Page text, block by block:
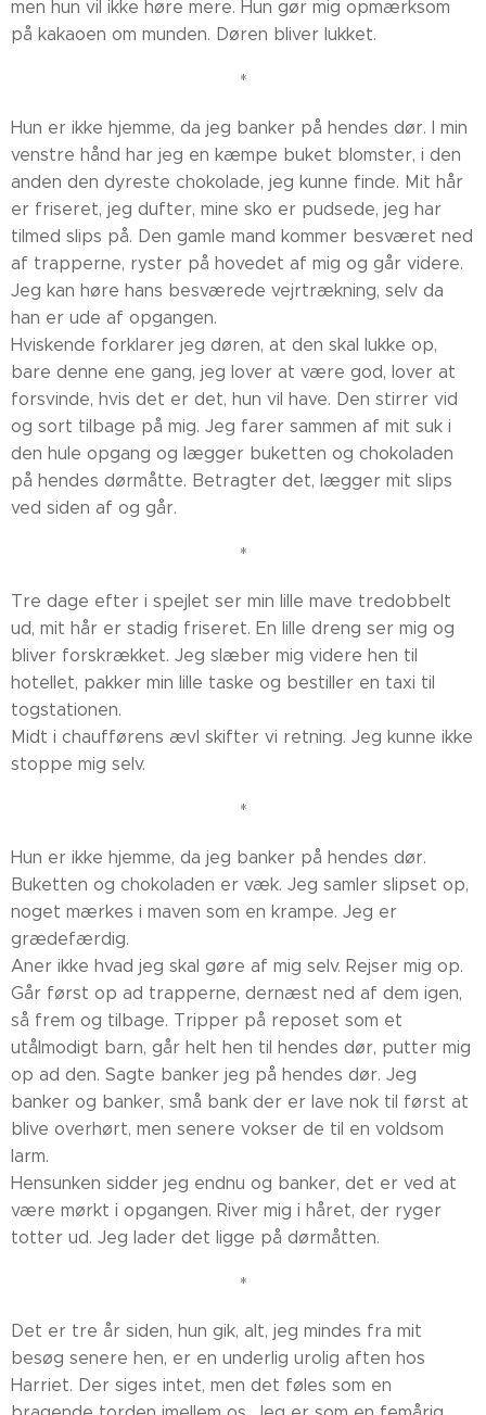
men hun vil ikke høre mere. Hun gør mig opmærksom
på kakaoen om munden. Døren bliver lukket.
*
Hun er ikke hjemme, da jeg banker på hendes dør. I min
venstre hånd har jeg en kæmpe buket blomster, i den
anden den dyreste chokolade, jeg kunne finde. Mit hår
er friseret, jeg dufter, mine sko er pudsede, jeg har
tilmed slips på. Den gamle mand kommer besværet ned
af trapperne, ryster på hovedet af mig og går videre.
Jeg kan høre hans besværede vejrtrækning, selv da
han er ude af opgangen.
Hviskende forklarer jeg døren, at den skal lukke op,
bare denne ene gang, jeg lover at være god, lover at
forsvinde, hvis det er det, hun vil have. Den stirrer vid
og sort tilbage på mig. Jeg farer sammen af mit suk i
den hule opgang og lægger buketten og chokoladen
på hendes dørmåtte. Betragter det, lægger mit slips
ved siden af og går.
*
Tre dage efter i spejlet ser min lille mave tredobbelt
ud, mit hår er stadig friseret. En lille dreng ser mig og
bliver forskrækket. Jeg slæber mig videre hen til
hotellet, pakker min lille taske og bestiller en taxi til
togstationen.
Midt i chaufførens ævl skifter vi retning. Jeg kunne ikke
stoppe mig selv.
*
Hun er ikke hjemme, da jeg banker på hendes dør.
Buketten og chokoladen er væk. Jeg samler slipset op,
noget mærkes i maven som en krampe. Jeg er
grædefærdig.
Aner ikke hvad jeg skal gøre af mig selv. Rejser mig op.
Går først op ad trapperne, dernæst ned af dem igen,
så frem og tilbage. Tripper på reposet som et
utålmodigt barn, går helt hen til hendes dør, putter mig
op ad den. Sagte banker jeg på hendes dør. Jeg
banker og banker, små bank der er lave nok til først at
blive overhørt, men senere vokser de til en voldsom
larm.
Hensunken sidder jeg endnu og banker, det er ved at
være mørkt i opgangen. River mig i håret, der ryger
totter ud. Jeg lader det ligge på dørmåtten.
*
Det er tre år siden, hun gik, alt, jeg mindes fra mit
besøg senere hen, er en underlig urolig aften hos
Harriet. Der siges intet, men det føles som en